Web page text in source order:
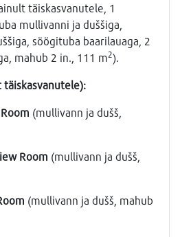
täiskasvanutele, 1
mullivanni ja duššiga,
söögituba baarilauaga, 2
mahub 2 in., 111 m2).
täiskasvanutele):
(mullivann ja dušš,
Room (mullivann ja dušš,
(mullivann ja dušš, mahub